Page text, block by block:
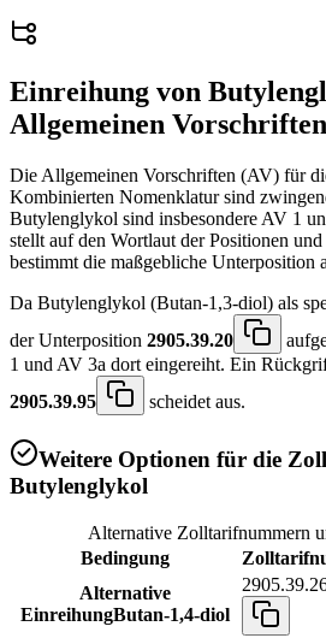
Einreihung von
Allgemeinen
Die Allgemeinen Vorschriften (AV) für
Kombinierten Nomenklatur sind
Butylenglykol sind insbesondere AV 1
stellt auf den Wortlaut der Positionen
bestimmt die maßgebliche Unterposition
Da Butylenglykol (Butan-1,3-diol) als
der Unterposition 2905.39.20
1 und AV 3a dort eingereiht. Ein
2905.39.95
scheidet aus.
Weitere Optionen für die
Butylenglykol
Alternative Zolltarifnummern
Bedingung
Alternative
EinreihungButan-1,4-diol